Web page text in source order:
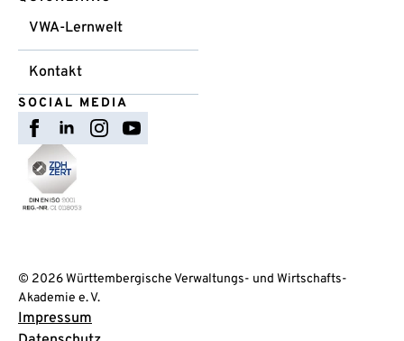
VWA-Lernwelt
Kontakt
SOCIAL MEDIA
© 2026 Württembergische Verwaltungs- und Wirtschafts-
Akademie e. V.
Impressum